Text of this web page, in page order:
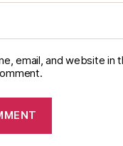
email, and website in